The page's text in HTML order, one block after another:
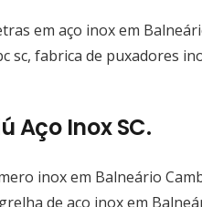
em aço inox em
sc, fabrica de puxadores
Aço Inox SC.
inox em Balneário
de aço inox em
parte da